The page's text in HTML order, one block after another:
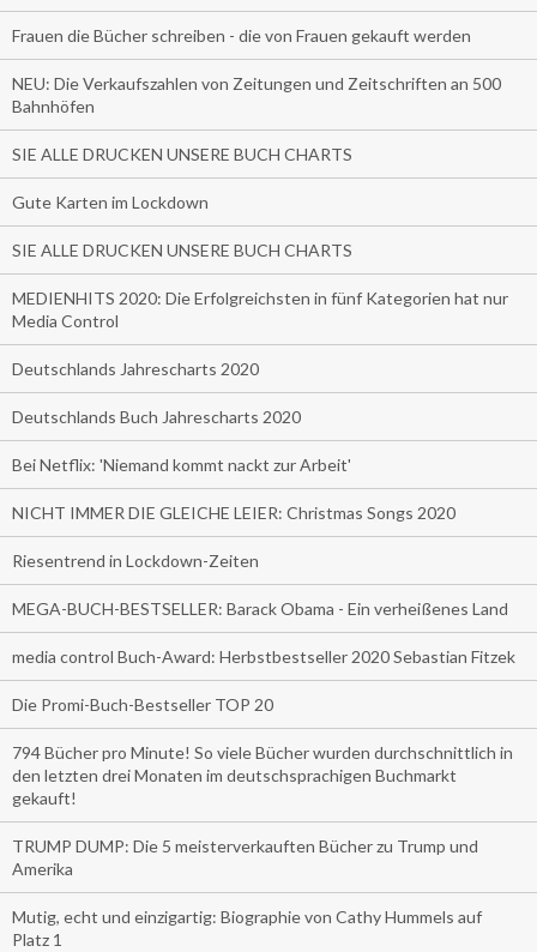
Frauen die Bücher schreiben - die von Frauen gekauft werden
NEU: Die Verkaufszahlen von Zeitungen und Zeitschriften an 500
Bahnhöfen
SIE ALLE DRUCKEN UNSERE BUCH CHARTS
Gute Karten im Lockdown
SIE ALLE DRUCKEN UNSERE BUCH CHARTS
MEDIENHITS 2020: Die Erfolgreichsten in fünf Kategorien hat nur
Media Control
Deutschlands Jahrescharts 2020
Deutschlands Buch Jahrescharts 2020
Bei Netflix: 'Niemand kommt nackt zur Arbeit'
NICHT IMMER DIE GLEICHE LEIER: Christmas Songs 2020
Riesentrend in Lockdown-Zeiten
MEGA-BUCH-BESTSELLER: Barack Obama - Ein verheißenes Land
media control Buch-Award: Herbstbestseller 2020 Sebastian Fitzek
Die Promi-Buch-Bestseller TOP 20
794 Bücher pro Minute! So viele Bücher wurden durchschnittlich in
den letzten drei Monaten im deutschsprachigen Buchmarkt
gekauft!
TRUMP DUMP: Die 5 meisterverkauften Bücher zu Trump und
Amerika
Mutig, echt und einzigartig: Biographie von Cathy Hummels auf
Platz 1